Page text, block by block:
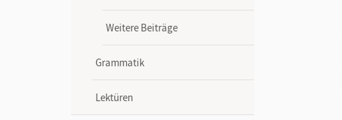
Weitere Beiträge
Grammatik
Lektüren